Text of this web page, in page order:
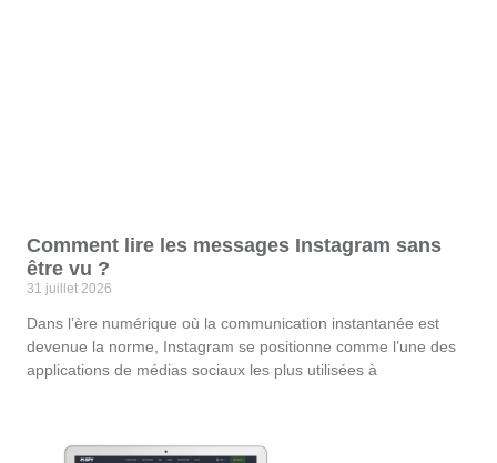
Comment lire les messages Instagram sans
être vu ?
31 juillet 2026
Dans l’ère numérique où la communication instantanée est
devenue la norme, Instagram se positionne comme l’une des
applications de médias sociaux les plus utilisées à